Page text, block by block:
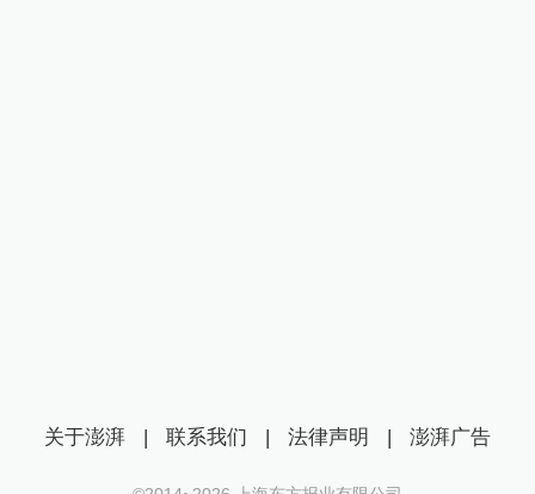
关于澎湃 | 联系我们 | 法律声明 | 澎湃广告